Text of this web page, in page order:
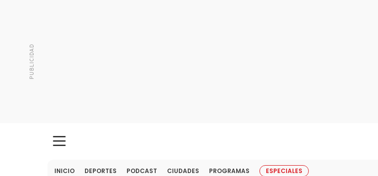
INICIO DEPORTES PODCAST CIUDADES PROGRAMAS ESPECIALES